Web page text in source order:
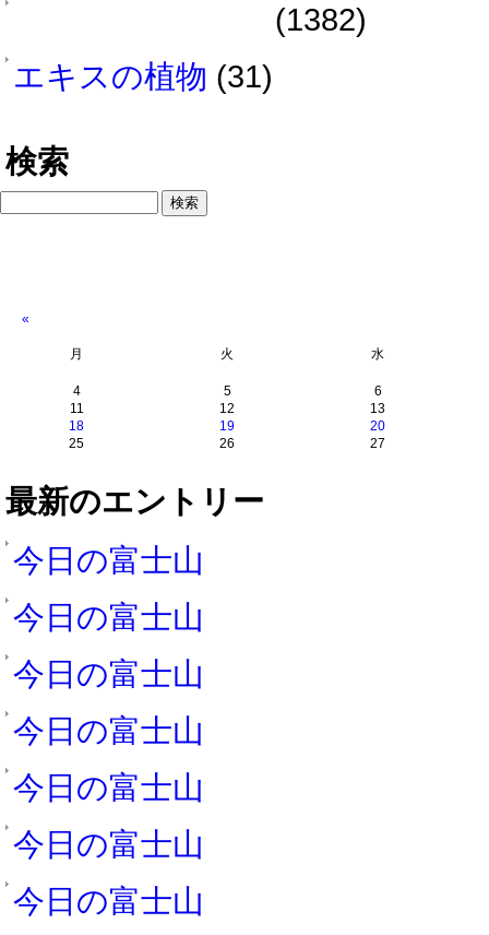
(1382)
エキスの植物 (31)
検索
«
月 火 水
4 5
6
11
12
13
18
19
20
25
26 27
最新のエントリー
今日の富士山
今日の富士山
今日の富士山
今日の富士山
今日の富士山
今日の富士山
今日の富士山